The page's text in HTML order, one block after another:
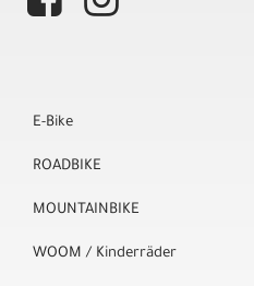
E-Bike
ROADBIKE
MOUNTAINBIKE
WOOM / Kinderräder